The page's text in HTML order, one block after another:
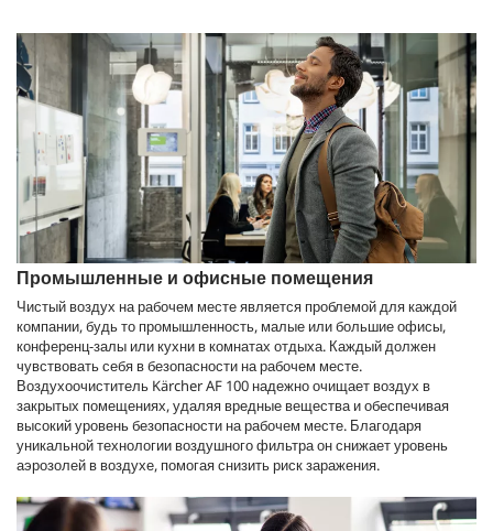
Промышленные и офисные помещения
Чистый воздух на рабочем месте является проблемой для каждой
компании, будь то промышленность, малые или большие офисы,
конференц-залы или кухни в комнатах отдыха. Каждый должен
чувствовать себя в безопасности на рабочем месте.
Воздухоочиститель Kärcher AF 100 надежно очищает воздух в
закрытых помещениях, удаляя вредные вещества и обеспечивая
высокий уровень безопасности на рабочем месте. Благодаря
уникальной технологии воздушного фильтра он снижает уровень
аэрозолей в воздухе, помогая снизить риск заражения.